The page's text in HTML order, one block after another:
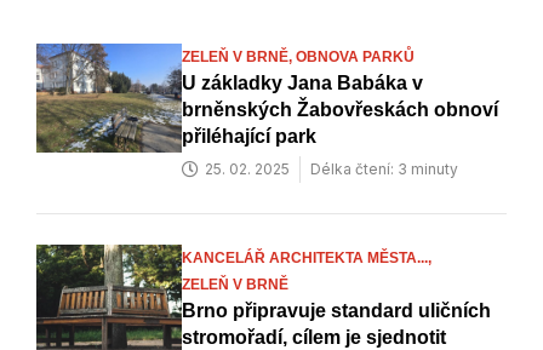
ZELEŇ V BRNĚ, OBNOVA PARKŮ
U základky Jana Babáka v
brněnských Žabovřeskách obnoví
přiléhající park
25. 02. 2025 Délka čtení: 3 minuty
KANCELÁŘ ARCHITEKTA MĚSTA...,
ZELEŇ V BRNĚ
Brno připravuje standard uličních
stromořadí, cílem je sjednotit